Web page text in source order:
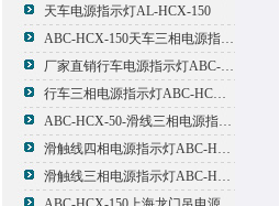
天车电源指示灯AL-HCX-150
ABC-HCX-150天车三相电源指示灯出厂价格
厂家直销行车电源指示灯ABC-HCX-150
行车三相电源指示灯ABC-HCX-150
ABC-HCX-50-滑线三相电源指示灯厂家
滑触线四相电源指示灯ABC-HCX-100/4
滑触线三相电源指示灯ABC-HCX-100